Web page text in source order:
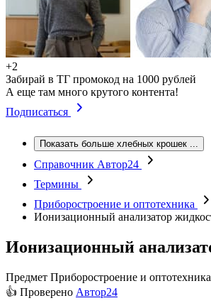
+2
Забирай в ТГ промокод на 1000 рублей
А еще там много крутого контента!
Подписаться
Показать больше хлебных крошек ...
Справочник Автор24
Термины
Приборостроение и оптотехника
Ионизационный анализатор
Ионизационный
Предмет Приборостроение и оптотехника
👍 Проверено Автор24